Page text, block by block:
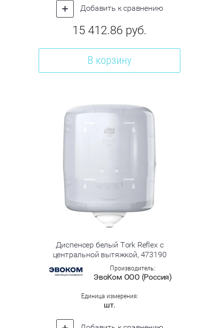
Добавить к сравнению
15 412.86 руб.
В корзину
Диспенсер белый Tork Reflex с
центральной вытяжкой, 473190
Производитель:
ЭвоКом ООО (Россия)
Единица измерения:
шт.